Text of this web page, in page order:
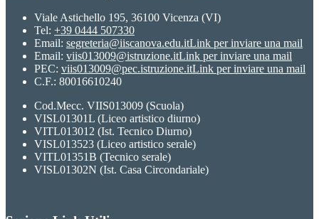
Viale Astichello 195, 36100 Vicenza (VI)
Tel: +39 0444 507330
Email: segreteria@iiscanova.edu.itLink per inviare una mail
Email: viis013009@istruzione.itLink per inviare una mail
PEC: viis013009@pec.istruzione.itLink per inviare una mail
C.F.: 80016610240
Cod.Mecc. VIIS013009 (Scuola)
VISL01301L (Liceo artistico diurno)
VITL013012 (Ist. Tecnico Diurno)
VISL013523 (Liceo artistico serale)
VITL01351B (Tecnico serale)
VISL01302N (Ist. Casa Circondariale)